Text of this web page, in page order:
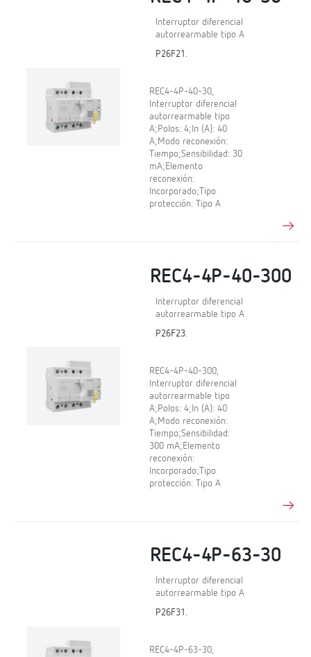
Interruptor diferencial
autorrearmable tipo A
P26F21.
REC4-4P-40-30,
Interruptor diferencial
autorrearmable tipo
A;Polos: 4;In (A): 40
A;Modo reconexión:
Tiempo;Sensibilidad: 30
mA;Elemento
reconexión:
Incorporado;Tipo
protección: Tipo A
REC4-4P-40-300
Interruptor diferencial
autorrearmable tipo A
P26F23.
REC4-4P-40-300,
Interruptor diferencial
autorrearmable tipo
A;Polos: 4;In (A): 40
A;Modo reconexión:
Tiempo;Sensibilidad:
300 mA;Elemento
reconexión:
Incorporado;Tipo
protección: Tipo A
REC4-4P-63-30
Interruptor diferencial
autorrearmable tipo A
P26F31.
REC4-4P-63-30,